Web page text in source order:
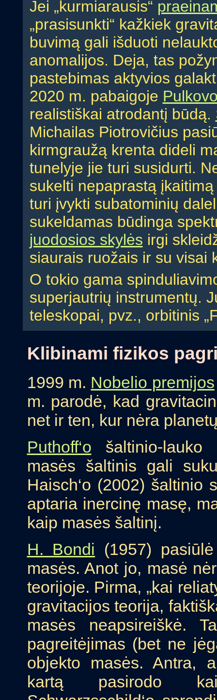
Jei „kurmiarausis“
„prasisunkti“ kažkiek
buvimą gali išduoti
anomalijos. Deja, tas
pastebimas aktyvios
2020 m. pabaigoje
realistiškai atrodantį būdą.
Michailas Piotrovičius
kirmgraužą krenta dideli
tunelyje jie turi susidurti.
sukelti nepaprastą
turi įvykti subatominių
sukeldamas būdinga
juodosios skylės irgi
siaurais ruožais ir su visai
O tokio gama
superjautrių instrumentų.
teleskopai, pvz., orbitinis
Klibinami fizikos
1999 m. Nobelio premijos
m. parodė, kad
net ir ten, kur nėra
Puthoff‘o šaltinio-lauko
masės šaltinis gali
Haisch‘o (2002) šaltinio
aptaria inercinę masę,
kaip masės šaltinį.
H. Bondi (1957)
masės. Anot jo, masė
teorijoje. Pirma, „kai
gravitacijos teorija,
masės neapsireiškė.
pagreitėjimas (bet ne
objekto masės. Antra,
kartą pasirodo